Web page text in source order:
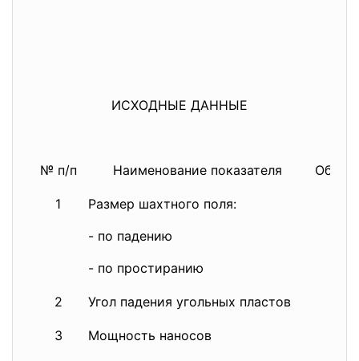
ИСХОДНЫЕ ДАННЫЕ
№ п/п Наименование показателя
1
Размер шахтного поля:
- по падению
- по простиранию
2 Угол падения угольных пластов
3 Мощность наносов